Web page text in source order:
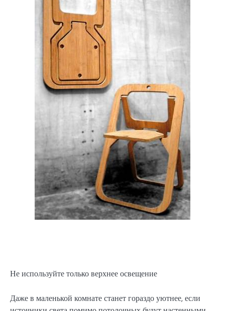
Не используйте только верхнее освещение
Даже в маленькой комнате станет гораздо уютнее, если